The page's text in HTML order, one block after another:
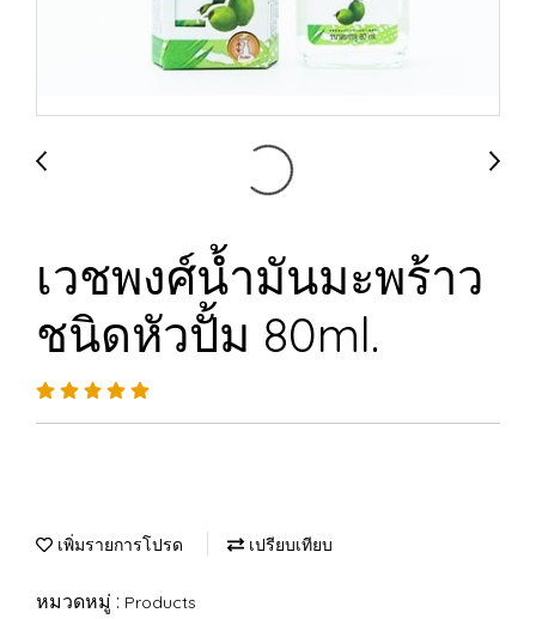
เวชพงศ์น้ำมันมะพร้าว
ชนิดหัวปั้ม 80ml.
เพิ่มรายการโปรด เปรียบเทียบ
หมวดหมู่ : Products